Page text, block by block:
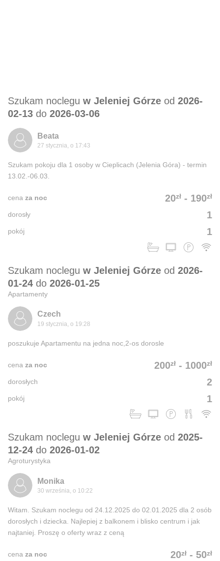
Szukam noclegu w Jeleniej Górze od 2026-
02-13 do 2026-03-06
Beata
27 stycznia, o 17:43
Szukam pokoju dla 1 osoby w Cieplicach (Jelenia Góra) - termin
13.02.-06.03.
20zł - 190zł
cena za noc
1
dorosły
1
pokój
Szukam noclegu w Jeleniej Górze od 2026-
01-24 do 2026-01-25
Apartamenty
Czech
19 stycznia, o 19:28
poszukuje Apartamentu na jedna noc,2-os dorosle
200zł - 1000zł
cena za noc
2
dorosłych
1
pokój
Szukam noclegu w Jeleniej Górze od 2025-
12-24 do 2026-01-02
Agroturystyka
Monika
30 września, o 10:22
Witam. Szukam noclegu od 24.12.2025 do 02.01.2025 dla 2 osób
dorosłych i dziecka. Najlepiej z balkonem i blisko centrum i jak
najtaniej. Proszę o oferty wraz z ceną
20zł - 50zł
cena za noc